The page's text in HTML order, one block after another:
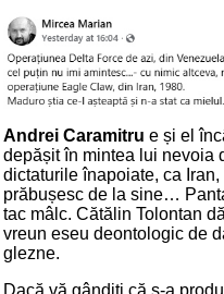
Andrei Caramitru e și el
depășit în mintea lui nevoia
dictaturile înapoiate, ca
prăbușesc de la sine…
tac mâlc. Cătălin Tolontan
vreun eseu deontologic de
glezne.